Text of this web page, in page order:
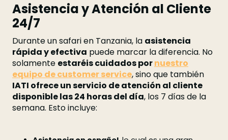
Asistencia y Atención al Cliente
24/7
Durante un safari en Tanzania, la asistencia
rápida y efectiva puede marcar la diferencia. No
solamente estaréis cuidados pornuestro
equipo de customer service, sino que también
IATI ofrece un servicio de atención al cliente
disponible las 24 horas del día, los 7 días de la
semana. Esto incluye: